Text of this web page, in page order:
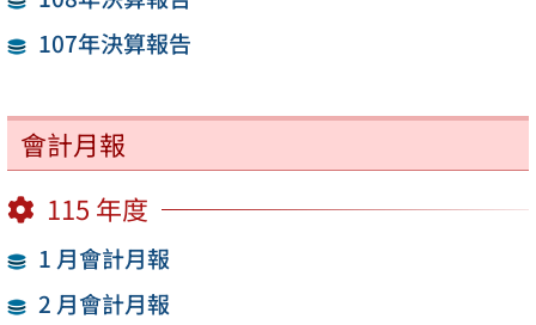
107年決算報告
會計月報
115 年度
1 月會計月報
2 月會計月報